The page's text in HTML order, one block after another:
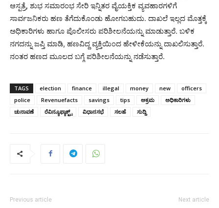
ಆಸ್ಪತ್ರೆ, ಶುಭ ಸಮಾರಂಭ ಸೇರಿ ಇನ್ನಿತರ ವೈಯಕ್ತಿಕ ವ್ಯವಹಾರಗಳಿಗೆ
ಸಾರ್ವಜನಿಕರು ಹಣ ತೆಗೆದುಕೊಂಡು ಹೋಗಬಹುದು. ದಾಖಲೆ ಇಲ್ಲದ ಮೊತ್ತಕ್ಕೆ
ಅಧಿಕಾರಿಗಳು ಹಾಗೂ ಪೊಲೀಸರು ಪರಿಶೀಲನೆಯನ್ನು ಮಾಡುತ್ತಾರೆ. ಬಳಿಕ
ನಗದನ್ನು ಜಪ್ತಿ ಮಾಡಿ, ಹಣವಿದ್ದ ವ್ಯಕ್ತಿಯಿಂದ ಹೇಳೀಕೆಯನ್ನು ದಾಖಲಿಸುತ್ತಾರೆ.
ನಂತರ ಹಣದ ಮೂಲದ ಬಗ್ಗೆ ಪರಿಶೀಲನೆಯನ್ನು ನಡೆಸುತ್ತಾರೆ.
TAGS election finance illegal money new
officers
police
Revenuefacts savings tips ಅಕ್ರಮ
ಅಧಿಕಾರಿಗಳು
ಚುನಾವಣೆ
ರೆವಿನ್ಯೂಫ್ಯಾಕ್ಟ್ಸ್ ವಿಧಾನಸಭೆ ಸಲಹೆ ಸುದ್ದಿ
Previous article Next article